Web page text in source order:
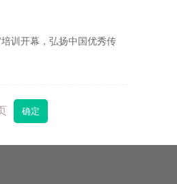
训开幕，弘扬中国优秀传